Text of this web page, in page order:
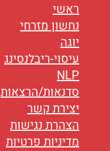
ראשי
נחשון מזרחי
יוגה
עיסוי-ריבלנסינג
NLP
סדנאות/הרצאות
יצירת קשר
הצהרת נגישות
מדיניות פרטיות